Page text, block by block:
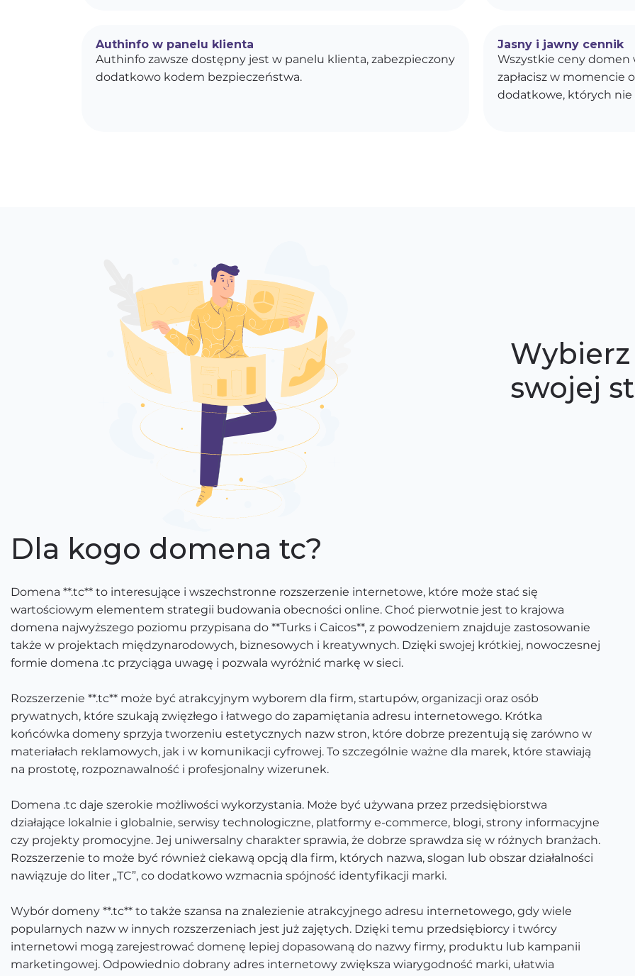
Authinfo w panelu klienta
Authinfo zawsze dostępny jest w panelu klienta, zabezpieczony
dodatkowo kodem bezpieczeństwa.
Jasny i jawny cennik
Wszystkie ceny domen
zapłacisz w momencie
dodatkowe, których nie
swojej
Dla kogo domena tc?
Domena **.tc** to interesujące i wszechstronne rozszerzenie internetowe, które może stać się
wartościowym elementem strategii budowania obecności online. Choć pierwotnie jest to krajowa
domena najwyższego poziomu przypisana do **Turks i Caicos**, z powodzeniem znajduje zastosowanie
także w projektach międzynarodowych, biznesowych i kreatywnych. Dzięki swojej krótkiej, nowoczesnej
formie domena .tc przyciąga uwagę i pozwala wyróżnić markę w sieci.
Rozszerzenie **.tc** może być atrakcyjnym wyborem dla firm, startupów, organizacji oraz osób
prywatnych, które szukają zwięzłego i łatwego do zapamiętania adresu internetowego. Krótka
końcówka domeny sprzyja tworzeniu estetycznych nazw stron, które dobrze prezentują się zarówno w
materiałach reklamowych, jak i w komunikacji cyfrowej. To szczególnie ważne dla marek, które stawiają
na prostotę, rozpoznawalność i profesjonalny wizerunek.
Domena .tc daje szerokie możliwości wykorzystania. Może być używana przez przedsiębiorstwa
działające lokalnie i globalnie, serwisy technologiczne, platformy e-commerce, blogi, strony informacyjne
czy projekty promocyjne. Jej uniwersalny charakter sprawia, że dobrze sprawdza się w różnych branżach.
Rozszerzenie to może być również ciekawą opcją dla firm, których nazwa, slogan lub obszar działalności
nawiązuje do liter „TC”, co dodatkowo wzmacnia spójność identyfikacji marki.
Wybór domeny **.tc** to także szansa na znalezienie atrakcyjnego adresu internetowego, gdy wiele
popularnych nazw w innych rozszerzeniach jest już zajętych. Dzięki temu przedsiębiorcy i twórcy
internetowi mogą zarejestrować domenę lepiej dopasowaną do nazwy firmy, produktu lub kampanii
marketingowej. Odpowiednio dobrany adres internetowy zwiększa wiarygodność marki, ułatwia